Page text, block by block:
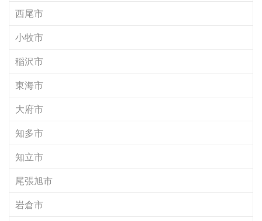
西尾市
小牧市
稲沢市
東海市
大府市
知多市
知立市
尾張旭市
岩倉市